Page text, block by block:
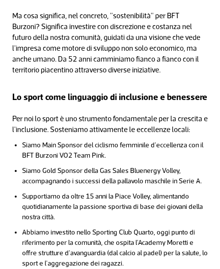
Ma cosa significa, nel concreto, "sostenibilità" per BFT
Burzoni? Significa investire con discrezione e costanza nel
futuro della nostra comunità, guidati da una visione che vede
l'impresa come motore di sviluppo non solo economico, ma
anche umano. Da 52 anni camminiamo fianco a fianco con il
territorio piacentino attraverso diverse iniziative.
Lo sport come linguaggio di inclusione e benessere
Per noi lo sport è uno strumento fondamentale per la crescita e
l'inclusione. Sosteniamo attivamente le eccellenze locali:
Siamo Main Sponsor del ciclismo femminile d'eccellenza con il
BFT Burzoni VO2 Team Pink.
Siamo Gold Sponsor della Gas Sales Bluenergy Volley,
accompagnando i successi della pallavolo maschile in Serie A.
Supportiamo da oltre 15 anni la Piace Volley, alimentando
quotidianamente la passione sportiva di base dei giovani della
nostra città.
Abbiamo investito nello Sporting Club Quarto, oggi punto di
riferimento per la comunità, che ospita l'Academy Moretti e
offre strutture d'avanguardia (dal calcio al padel) per la salute, lo
sport e l'aggregazione dei ragazzi.